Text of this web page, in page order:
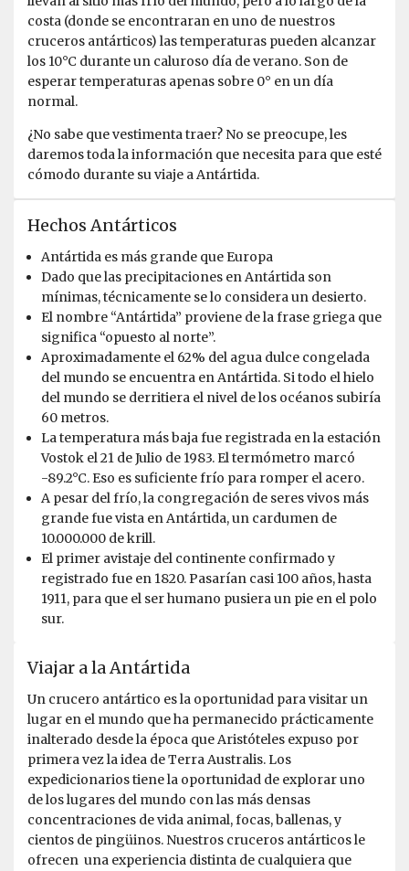
special regions of this world! Best, Kathrin
Best trip ever
por Muriel de Kok Antártida
feels unreal when you are there. Very happy we also did
the Falkland Islands and South Georgia. Great
expeditionteam and hospitalityteam on the ship.
Life experience
por Alex AVI Zavitan Antártida
Most of the time it was enjoyable, there were a few
instances where I was hurt or it was really unpleasant.
costa (donde se encontraran en uno de nuestros
cruceros antárticos) las temperaturas pueden alcanzar
los 10°C durante un caluroso día de verano. Son de
esperar temperaturas apenas sobre 0° en un día
normal.
¿No sabe que vestimenta traer? No se preocupe, les
daremos toda la información que necesita para que esté
cómodo durante su viaje a Antártida.
Hechos Antárticos
Antártida es más grande que Europa
Dado que las precipitaciones en Antártida son
mínimas, técnicamente se lo considera un desierto.
El nombre “Antártida” proviene de la frase griega que
significa “opuesto al norte”.
Aproximadamente el 62% del agua dulce congelada
del mundo se encuentra en Antártida. Si todo el hielo
del mundo se derritiera el nivel de los océanos subiría
60 metros.
La temperatura más baja fue registrada en la estación
Vostok el 21 de Julio de 1983. El termómetro marcó
-89.2°C. Eso es suficiente frío para romper el acero.
A pesar del frío, la congregación de seres vivos más
grande fue vista en Antártida, un cardumen de
10.000.000 de krill.
El primer avistaje del continente confirmado y
registrado fue en 1820. Pasarían casi 100 años, hasta
1911, para que el ser humano pusiera un pie en el polo
sur.
Viajar a la Antártida
Un crucero antártico es la oportunidad para visitar un
lugar en el mundo que ha permanecido prácticamente
inalterado desde la época que Aristóteles expuso por
primera vez la idea de Terra Australis. Los
expedicionarios tiene la oportunidad de explorar uno
de los lugares del mundo con las más densas
concentraciones de vida animal, focas, ballenas, y
cientos de pingüinos. Nuestros cruceros antárticos le
ofrecen una experiencia distinta de cualquiera que